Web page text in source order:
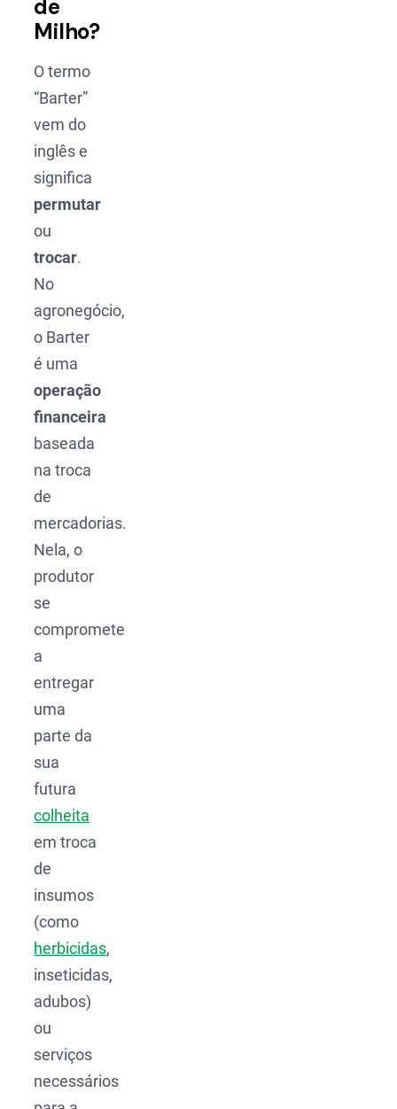
de
Milho?
O termo
“Barter”
vem do
inglês e
significa
permutar
ou
trocar.
No
agronegócio,
o Barter
é uma
operação
financeira
baseada
na troca
de
mercadorias.
Nela, o
produtor
se
compromete
a
entregar
uma
parte da
sua
futura
colheita
em troca
de
insumos
(como
herbicidas,
inseticidas,
adubos)
ou
serviços
necessários